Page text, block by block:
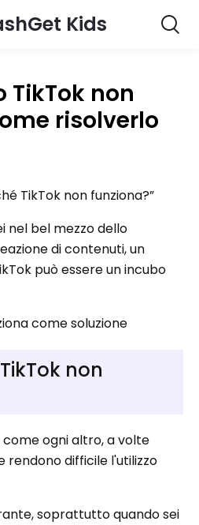
Kids
TikTok non
risolverlo
TikTok non funziona?”
nel bel mezzo dello
di contenuti, un
può essere un incubo
come soluzione
non
come ogni altro, a volte
difficile l'utilizzo
soprattutto quando sei